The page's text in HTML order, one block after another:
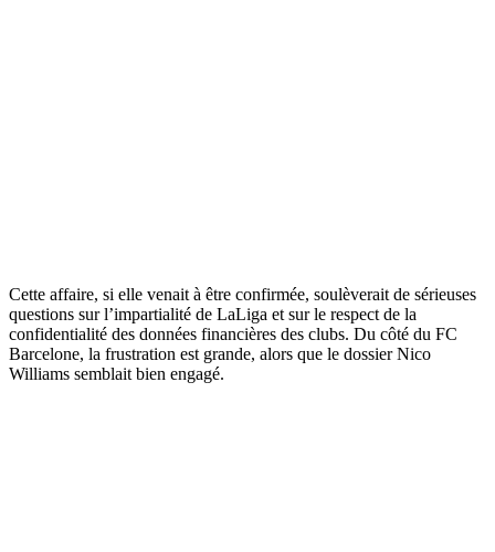
Cette affaire, si elle venait à être confirmée, soulèverait de sérieuses
questions sur l’impartialité de LaLiga et sur le respect de la
confidentialité des données financières des clubs. Du côté du FC
Barcelone, la frustration est grande, alors que le dossier Nico
Williams semblait bien engagé.